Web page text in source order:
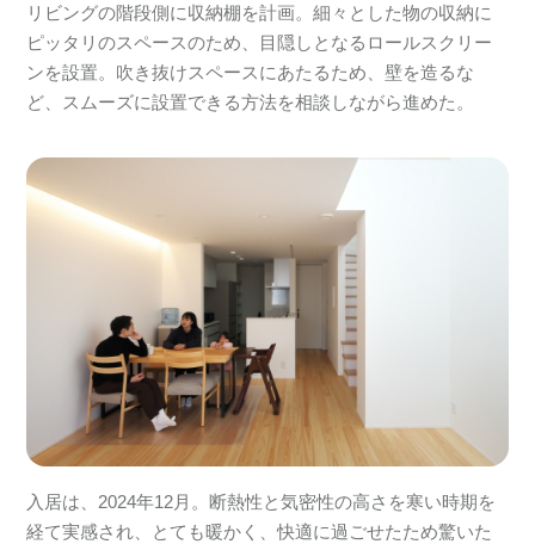
リビングの階段側に収納棚を計画。細々とした物の収納に
ピッタリのスペースのため、目隠しとなるロールスクリー
ンを設置。吹き抜けスペースにあたるため、壁を造るな
ど、スムーズに設置できる方法を相談しながら進めた。
入居は、2024年12月。断熱性と気密性の高さを寒い時期を
経て実感され、とても暖かく、快適に過ごせたため驚いた